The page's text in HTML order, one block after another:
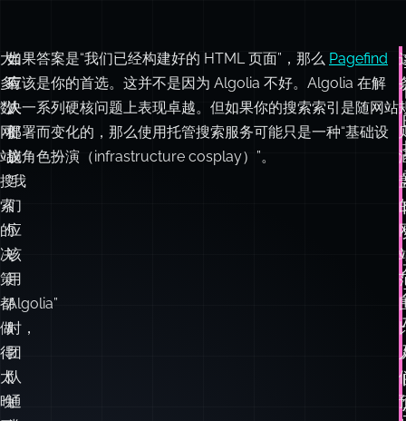
站
搜
索
的
决
策
都
做
得
太
晚
了。
议
“我
们
应
该
用
Algolia”
时，
团
队
通
常
已
经
跳
施角色扮演（infrastructure cosplay）”。